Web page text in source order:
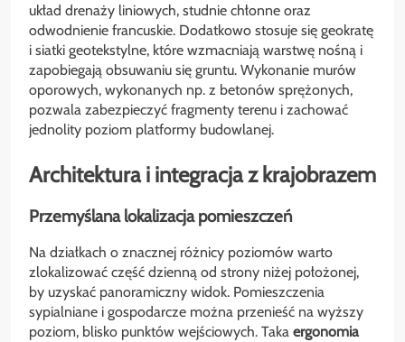
układ drenaży liniowych, studnie chłonne oraz
odwodnienie francuskie. Dodatkowo stosuje się geokratę
i siatki geotekstylne, które wzmacniają warstwę nośną i
zapobiegają obsuwaniu się gruntu. Wykonanie murów
oporowych, wykonanych np. z betonów sprężonych,
pozwala zabezpieczyć fragmenty terenu i zachować
jednolity poziom platformy budowlanej.
Architektura i integracja z krajobrazem
Przemyślana lokalizacja pomieszczeń
Na działkach o znacznej różnicy poziomów warto
zlokalizować część dzienną od strony niżej położonej,
by uzyskać panoramiczny widok. Pomieszczenia
sypialniane i gospodarcze można przenieść na wyższy
poziom, blisko punktów wejściowych. Taka ergonomia